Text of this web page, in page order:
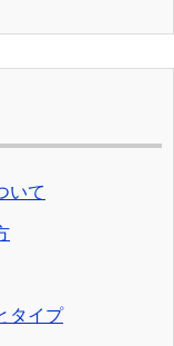
いて
タイプ